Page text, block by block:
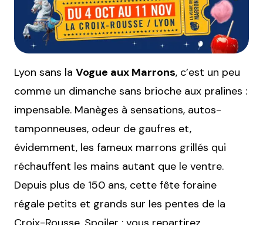
Lyon sans la Vogue aux Marrons, c’est un peu
comme un dimanche sans brioche aux pralines :
impensable. Manèges à sensations, autos-
tamponneuses, odeur de gaufres et,
évidemment, les fameux marrons grillés qui
réchauffent les mains autant que le ventre.
Depuis plus de 150 ans, cette fête foraine
régale petits et grands sur les pentes de la